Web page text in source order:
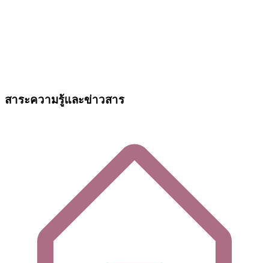
สาระความรู้และข่าวสาร